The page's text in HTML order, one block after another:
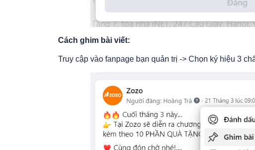
Cách ghim bài viết:
Truy cập vào fanpage bạn quản trị -> Chọn ký hiệu 3